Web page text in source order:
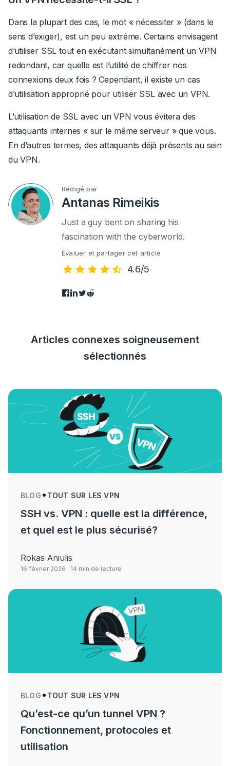
Dans la plupart des cas, le mot « nécessiter » (dans le
sens d’exiger), est un peu extrême. Certains envisagent
d’utiliser SSL tout en exécutant simultanément un VPN
redondant, car quelle est l’utilité de chiffrer nos
connexions deux fois ? Cependant, il existe un cas
d’utilisation approprié pour utiliser SSL avec un VPN.
L’utilisation de SSL avec un VPN vous évitera des
attaquants internes « sur le même serveur » que vous.
En d’autres termes, des attaquants déjà présents au sein
du VPN.
Rédigé par
Antanas Rimeikis
Just a guy bent on sharing his
fascination with the cyberworld.
Évaluer et partager cet article
4.6/5
Articles connexes soigneusement
sélectionnés
BLOG TOUT SUR LES VPN
SSH vs. VPN : quelle est la différence,
et quel est le plus sécurisé?
Rokas Aniulis
16 février 2026 · 14 min de lecture
BLOG TOUT SUR LES VPN
Qu’est-ce qu’un tunnel VPN ?
Fonctionnement, protocoles et
utilisation